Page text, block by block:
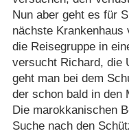
Nun aber geht es für
nächste
die Reisegruppe in
versucht Richard, die
geht man bei dem
der schon bald in den
Die marokkanischen
Suche nach den